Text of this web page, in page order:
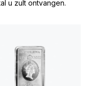
u zult ontvangen.